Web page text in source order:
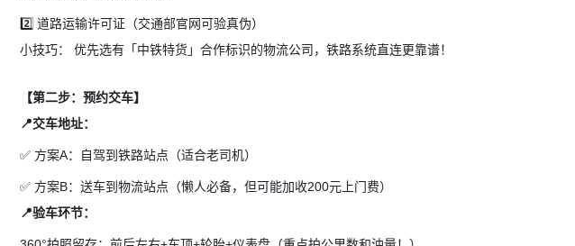
2️⃣ 道路运输许可证（交通部官网可验真伪）
小技巧：
优先选有「中铁特货」合作标识的物流公司，铁路系统直连更靠谱！
【第二步：预约交车】
📍交车地址：
✅ 方案A：自驾到铁路站点（适合老司机）
✅ 方案B：送车到物流站点（懒人必备，但可能加收200元上门费）
📍验车环节：